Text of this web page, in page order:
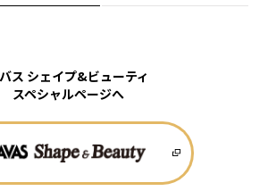
ス シェイプ&ビューティ
スペシャルページへ